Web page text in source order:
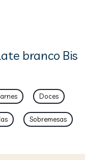
branco Bis
Doces
Sobremesas